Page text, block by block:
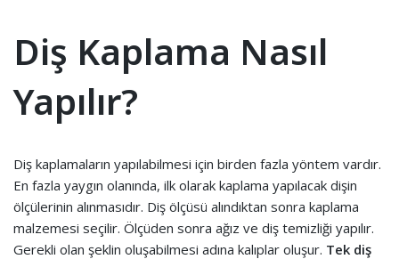
Diş Kaplama Nasıl
Yapılır?
Diş kaplamaların yapılabilmesi için birden fazla yöntem vardır.
En fazla yaygın olanında, ilk olarak kaplama yapılacak dişin
ölçülerinin alınmasıdır. Diş ölçüsü alındıktan sonra kaplama
malzemesi seçilir. Ölçüden sonra ağız ve diş temizliği yapılır.
Gerekli olan şeklin oluşabilmesi adına kalıplar oluşur. Tek diş